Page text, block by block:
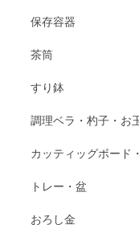
保存容器
茶筒
すり鉢
調理ベラ・杓子・お
カッティッグボード
トレー・盆
おろし金